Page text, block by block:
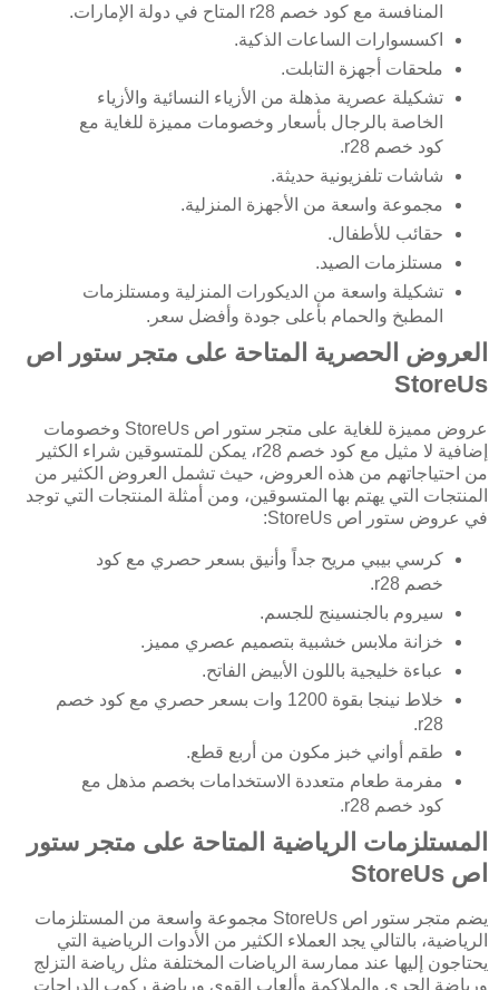
المنافسة مع كود خصم r28 المتاح في دولة الإمارات.
اكسسوارات الساعات الذكية.
ملحقات أجهزة التابلت.
تشكيلة عصرية مذهلة من الأزياء النسائية والأزياء
الخاصة بالرجال بأسعار وخصومات مميزة للغاية مع
كود خصم r28.
شاشات تلفزيونية حديثة.
مجموعة واسعة من الأجهزة المنزلية.
حقائب للأطفال.
مستلزمات الصيد.
تشكيلة واسعة من الديكورات المنزلية ومستلزمات
المطبخ والحمام بأعلى جودة وأفضل سعر.
العروض الحصرية المتاحة على متجر ستور اص
StoreUs
عروض مميزة للغاية على متجر ستور اص StoreUs وخصومات
إضافية لا مثيل مع كود خصم r28، يمكن للمتسوقين شراء الكثير
من احتياجاتهم من هذه العروض، حيث تشمل العروض الكثير من
المنتجات التي يهتم بها المتسوقين، ومن أمثلة المنتجات التي توجد
في عروض ستور اص StoreUs:
كرسي بيبي مريح جداً وأنيق بسعر حصري مع كود
خصم r28.
سيروم بالجنسينج للجسم.
خزانة ملابس خشبية بتصميم عصري مميز.
عباءة خليجية باللون الأبيض الفاتح.
خلاط نينجا بقوة 1200 وات بسعر حصري مع كود خصم
r28.
طقم أواني خبز مكون من أربع قطع.
مفرمة طعام متعددة الاستخدامات بخصم مذهل مع
كود خصم r28.
المستلزمات الرياضية المتاحة على متجر ستور
اص StoreUs
يضم متجر ستور اص StoreUs مجموعة واسعة من المستلزمات
الرياضية، بالتالي يجد العملاء الكثير من الأدوات الرياضية التي
يحتاجون إليها عند ممارسة الرياضات المختلفة مثل رياضة التزلج
ورياضة الجري والملاكمة وألعاب القوى ورياضة ركوب الدراجات